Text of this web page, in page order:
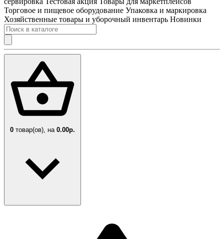
Торговое и пищевое оборудование Упаковка и маркировка
Хозяйственные товары и уборочный инвентарь Новинки
0 товар(ов), на 0.00р.